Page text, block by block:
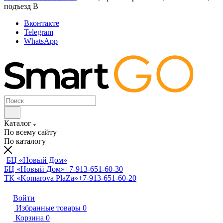
подъезд В
Вконтакте
Telegram
WhatsApp
Каталог
По всему сайту
По каталогу
БЦ «Новый Дом»
БЦ «Новый Дом»+7-913-651-60-30
ТК «Komarova PlaZa»+7-913-651-60-20
Войти
Избранные товары 0
Корзина 0